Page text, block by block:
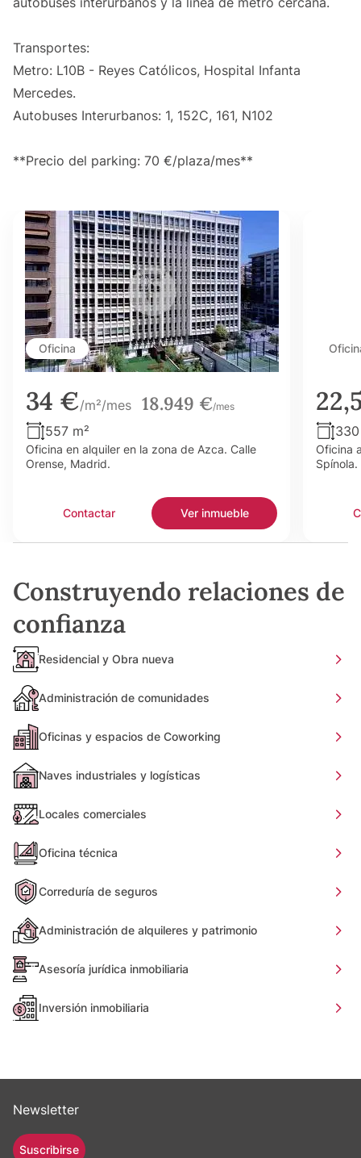
Transportes:
Metro: L10B - Reyes Católicos, Hospital Infanta
Mercedes.
Autobuses Interurbanos: 1, 152C, 161, N102
**Precio del parking: 70 €/plaza/mes**
Oficina
34 €/m²/mes 18.949 €/mes
557 m²
Oficina en alquiler en la zona de Azca. Calle
Orense, Madrid.
Contactar Ver inmueble
Oficina
Spínola.
Construyendo relaciones de
confianza
Residencial y Obra nueva
Administración de comunidades
Oficinas y espacios de Coworking
Naves industriales y logísticas
Locales comerciales
Oficina técnica
Correduría de seguros
Administración de alquileres y patrimonio
Asesoría jurídica inmobiliaria
Inversión inmobiliaria
Newsletter
Suscribirse